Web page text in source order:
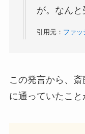
が。なんと
引用元： ファッ
この発言から、
に通っていたこと